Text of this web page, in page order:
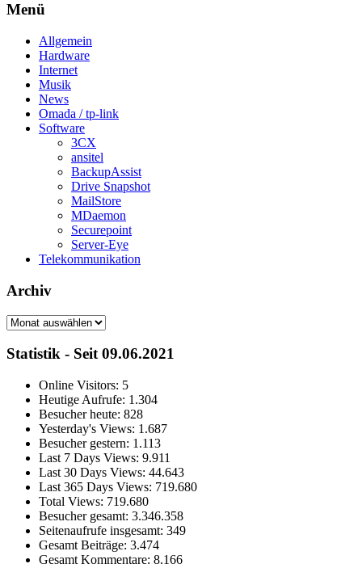
Menü
Allgemein
Hardware
Internet
Musik
News
Omada / tp-link
Software
3CX
ansitel
BackupAssist
Drive Snapshot
MailStore
MDaemon
Securepoint
Server-Eye
Telekommunikation
Archiv
Archiv
Statistik - Seit 09.06.2021
Online Visitors: 5
Heutige Aufrufe: 1.304
Besucher heute: 828
Yesterday's Views: 1.687
Besucher gestern: 1.113
Last 7 Days Views: 9.911
Last 30 Days Views: 44.643
Last 365 Days Views: 719.680
Total Views: 719.680
Besucher gesamt: 3.346.358
Seitenaufrufe insgesamt: 349
Gesamt Beiträge: 3.474
Gesamt Kommentare: 8.166